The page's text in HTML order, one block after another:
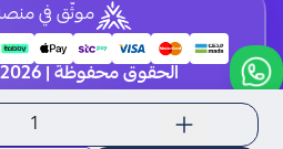
موثّق في
الحقوق محفوظة | 2026